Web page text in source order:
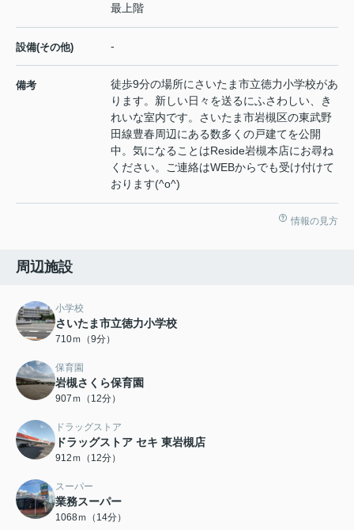
最上階
設備(その他) -
備考
徒歩9分の場所にさいたま市立徳力小学校があ
ります。新しい日々を送るにふさわしい、き
れいな室内です。さいたま市岩槻区の東武野
田線豊春周辺にある数多くの戸建てを公開
中。気になることはReside岩槻本店にお尋ね
ください。ご連絡はWEBからでも受け付けて
おります(^o^)
情報の見方
周辺施設
小学校
さいたま市立徳力小学校
710ｍ（9分）
保育園
岩槻さくら保育園
907ｍ（12分）
ドラッグストア
ドラッグストア セキ 東岩槻店
912ｍ（12分）
スーパー
業務スーパー
1068ｍ（14分）